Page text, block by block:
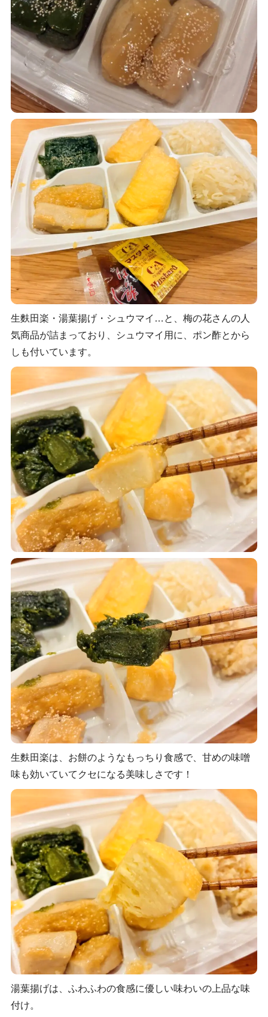
生麩田楽・湯葉揚げ・シュウマイ…と、梅の花さんの人
気商品が詰まっており、シュウマイ用に、ポン酢とから
しも付いています。
生麩田楽は、お餅のようなもっちり食感で、甘めの味噌
味も効いていてクセになる美味しさです！
湯葉揚げは、ふわふわの食感に優しい味わいの上品な味
付け。